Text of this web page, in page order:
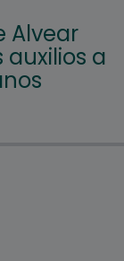
Alvear
a